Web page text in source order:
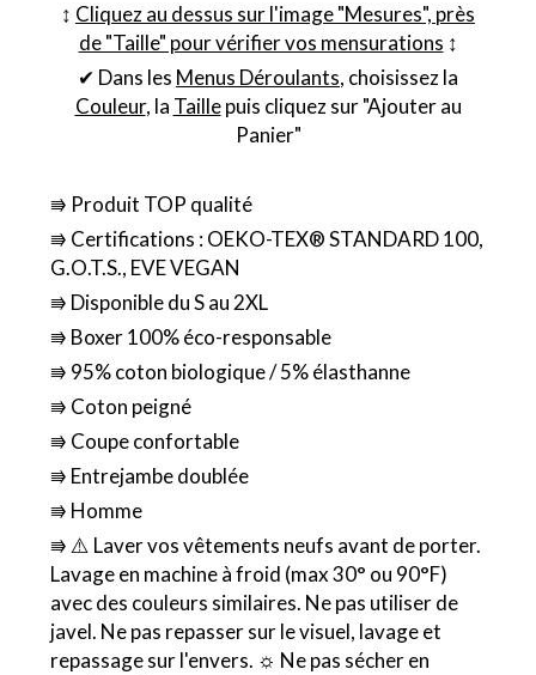
↕︎ Cliquez au dessus sur l'image "Mesures", près
de "Taille" pour vérifier vos mensurations ↕︎
✔ Dans les Menus Déroulants, choisissez la
Couleur, la Taillepuis cliquez sur "Ajouter au
Panier"
⭆ Produit TOP qualité
⭆ Certifications : OEKO-TEX® STANDARD 100,
G.O.T.S., EVE VEGAN
⭆ Disponible du S au 2XL
⭆ Boxer 100% éco-responsable
⭆ 95% coton biologique / 5% élasthanne
⭆ Coton peigné
⭆ Coupe confortable
⭆ Entrejambe doublée
⭆ Homme
⭆ ⚠️ Laver vos vêtements neufs avant de porter.
Lavage en machine à froid (max 30° ou 90°F)
avec des couleurs similaires. Ne pas utiliser de
javel. Ne pas repasser sur le visuel, lavage et
repassage sur l'envers. ☼ Ne pas sécher en